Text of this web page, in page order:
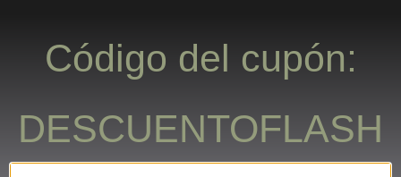
Código del cupón:
DESCUENTOFLASH